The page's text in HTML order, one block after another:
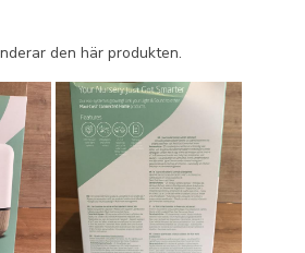
den här produkten.